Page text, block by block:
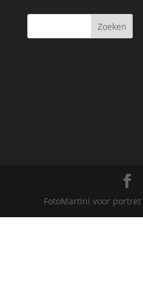
FotoMartini voor